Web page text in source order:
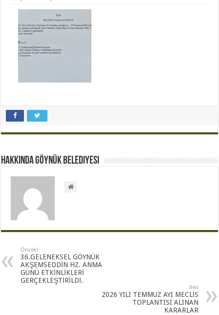
TEMMUZ
MECLİS
TOPLANTISI
İLANI
için
Hakkında Göynük Belediyesi
Önceki
36.GELENEKSEL GÖYNÜK
AKŞEMSEDDİN HZ. ANMA
GÜNÜ ETKİNLİKLERİ
GERÇEKLEŞTİRİLDİ.
İleri
2026 YILI TEMMUZ AYI MECLİS
TOPLANTISI ALINAN
KARARLAR